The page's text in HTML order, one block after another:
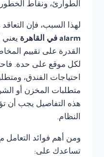
الطوارئ، ونقاط
لهذا السبب، فإن
alarm في القاهرة
يعني
القدرة على تقييم
لكل موقع على حدة.
احتياجات الفندق،
متطلبات المخزن أو
هذه التفاصيل يجب أن
النظام.
ومن أهم فوائد
تساعدك على: